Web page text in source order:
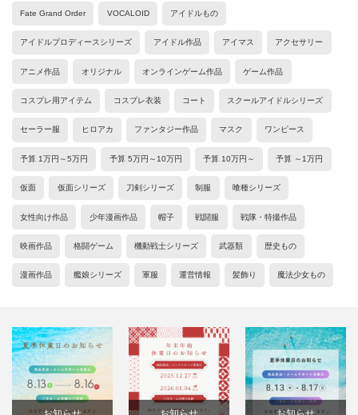
Fate Grand Order VOCALOID アイドルもの
アイドルプロディースシリーズ アイドル作品 アイマス アクセサリー
アニメ作品 オリジナル オンラインゲーム作品 ゲーム作品
コスプレ用アイテム コスプレ衣装 コート スクールアイドルシリーズ
セーラー服 ヒロアカ ファンタジー作品 マスク ワンピース
予算 1万円～5万円 予算 5万円～10万円 予算 10万円～ 予算 ～1万円
仮面 仮面シリーズ 刀剣シリーズ 制服 喰種シリーズ
女性向け作品 少年漫画作品 帽子 戦闘服 戦隊・特撮作品
映画作品 格闘ゲーム 機動戦士シリーズ 武器類 歴史もの
漫画作品 艦娘シリーズ 軍服 運営情報 髪飾り 魔法少女もの